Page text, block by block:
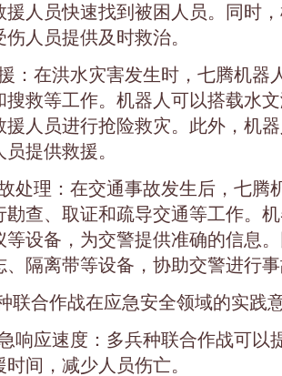
援人员快速找到被困人员。同时
人员提供及时救治。
：在洪水灾害发生时，七腾机器
搜救等工作。机器人可以搭载水
援人员进行抢险救灾。此外，机
提供救援。
处理：在交通事故发生后，七腾
勘查、取证和疏导交通等工作。
等设备，为交警提供准确的信息
、隔离带等设备，协助交警进行
联合作战在应急安全领域的实践
响应速度：多兵种联合作战可以
间，减少人员伤亡。